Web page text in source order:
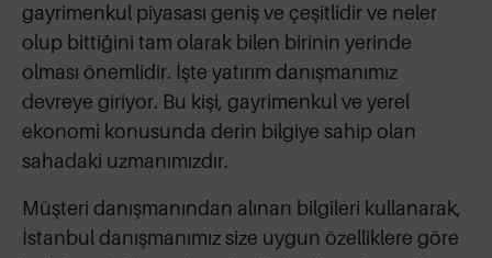
gayrimenkul piyasası geniş ve çeşitlidir ve neler
olup bittiğini tam olarak bilen birinin yerinde
olması önemlidir. İşte yatırım danışmanımız
devreye giriyor. Bu kişi, gayrimenkul ve yerel
ekonomi konusunda derin bilgiye sahip olan
sahadaki uzmanımızdır.
Müşteri danışmanından alınan bilgileri kullanarak,
İstanbul danışmanımız size uygun özelliklere göre